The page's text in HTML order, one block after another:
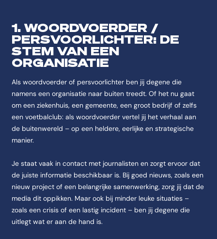
1. WOORDVOERDER /
PERSVOORLICHTER: DE
STEM VAN EEN
ORGANISATIE
Als woordvoerder of persvoorlichter ben jij degene die
namens een organisatie naar buiten treedt. Of het nu gaat
om een ziekenhuis, een gemeente, een groot bedrijf of zelfs
een voetbalclub: als woordvoerder vertel jij het verhaal aan
de buitenwereld – op een heldere, eerlijke en strategische
manier.
Je staat vaak in contact met journalisten en zorgt ervoor dat
de juiste informatie beschikbaar is. Bij goed nieuws, zoals een
nieuw project of een belangrijke samenwerking, zorg jij dat de
media dit oppikken. Maar ook bij minder leuke situaties –
zoals een crisis of een lastig incident – ben jij degene die
uitlegt wat er aan de hand is.